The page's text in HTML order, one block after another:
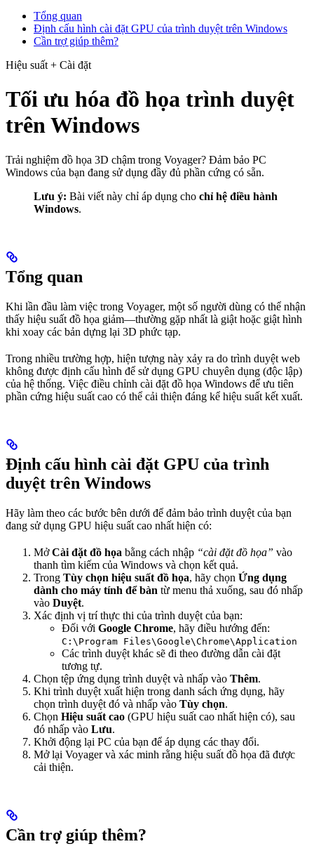
Tổng quan
Định cấu hình cài đặt GPU của trình duyệt trên Windows
Cần trợ giúp thêm?
Hiệu suất + Cài đặt
Tối ưu hóa đồ họa trình duyệt
trên Windows
Trải nghiệm đồ họa 3D chậm trong Voyager? Đảm bảo PC
Windows của bạn đang sử dụng đầy đủ phần cứng có sẵn.
Lưu ý: Bài viết này chỉ áp dụng cho chỉ hệ điều hành
Windows.
Tổng quan
Khi lần đầu làm việc trong Voyager, một số người dùng có thể nhận
thấy hiệu suất đồ họa giảm—thường gặp nhất là giật hoặc giật hình
khi xoay các bản dựng lại 3D phức tạp.
Trong nhiều trường hợp, hiện tượng này xảy ra do trình duyệt web
không được định cấu hình để sử dụng GPU chuyên dụng (độc lập)
của hệ thống. Việc điều chỉnh cài đặt đồ họa Windows để ưu tiên
phần cứng hiệu suất cao có thể cải thiện đáng kể hiệu suất kết xuất.
Định cấu hình cài đặt GPU của trình
duyệt trên Windows
Hãy làm theo các bước bên dưới để đảm bảo trình duyệt của bạn
đang sử dụng GPU hiệu suất cao nhất hiện có:
MởCài đặt đồ họa bằng cách nhập “cài đặt đồ họa” vào
thanh tìm kiếm của Windows và chọn kết quả.
Trong Tùy chọn hiệu suất đồ họa, hãy chọn Ứng dụng
dành cho máy tính để bàn từ menu thả xuống, sau đó nhấp
vào Duyệt.
Xác định vị trí thực thi của trình duyệt của bạn:
Đối với Google Chrome, hãy điều hướng đến:
C:\Program Files\Google\Chrome\Application
Các trình duyệt khác sẽ đi theo đường dẫn cài đặt
tương tự.
Chọn tệp ứng dụng trình duyệt và nhấp vào Thêm.
Khi trình duyệt xuất hiện trong danh sách ứng dụng, hãy
chọn trình duyệt đó và nhấp vào Tùy chọn.
Chọn Hiệu suất cao (GPU hiệu suất cao nhất hiện có), sau
đó nhấp vào Lưu.
Khởi động lại PC của bạn để áp dụng các thay đổi.
Mở lại Voyager và xác minh rằng hiệu suất đồ họa đã được
cải thiện.
Cần trợ giúp thêm?